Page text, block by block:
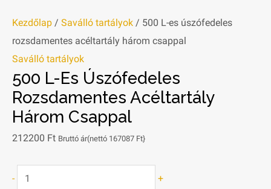
Kezdőlap / Saválló tartályok / 500 L-es úszófedeles
rozsdamentes acéltartály három csappal
Saválló tartályok
500 L-Es Úszófedeles
Rozsdamentes Acéltartály
Három Csappal
212200 Ft Bruttó ár(nettó 167087 Ft}
- +